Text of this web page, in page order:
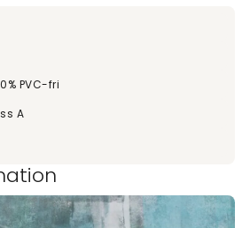
PVC-fri
A